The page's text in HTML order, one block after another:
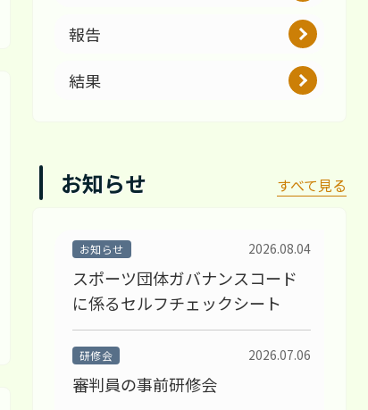
報告
結果
お知らせ
お知らせ 2026.08.04
スポーツ団体ガバナンスコード
に係るセルフチェックシート
研修会 2026.07.06
審判員の事前研修会
すべて見る